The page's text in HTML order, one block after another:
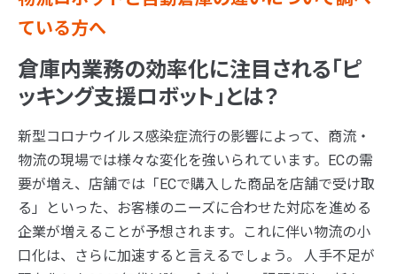
ている方へ
倉庫内業務の効率化に注目される「ピ
ッキング支援ロボット」とは？
新型コロナウイルス感染症流行の影響によって、商流・
物流の現場では様々な変化を強いられています。ECの需
要が増え、店舗では「ECで購入した商品を店舗で受け取
る」といった、お客様のニーズに合わせた対応を進める
企業が増えることが予想されます。これに伴い物流の小
口化は、さらに加速すると言えるでしょう。 人手不足が